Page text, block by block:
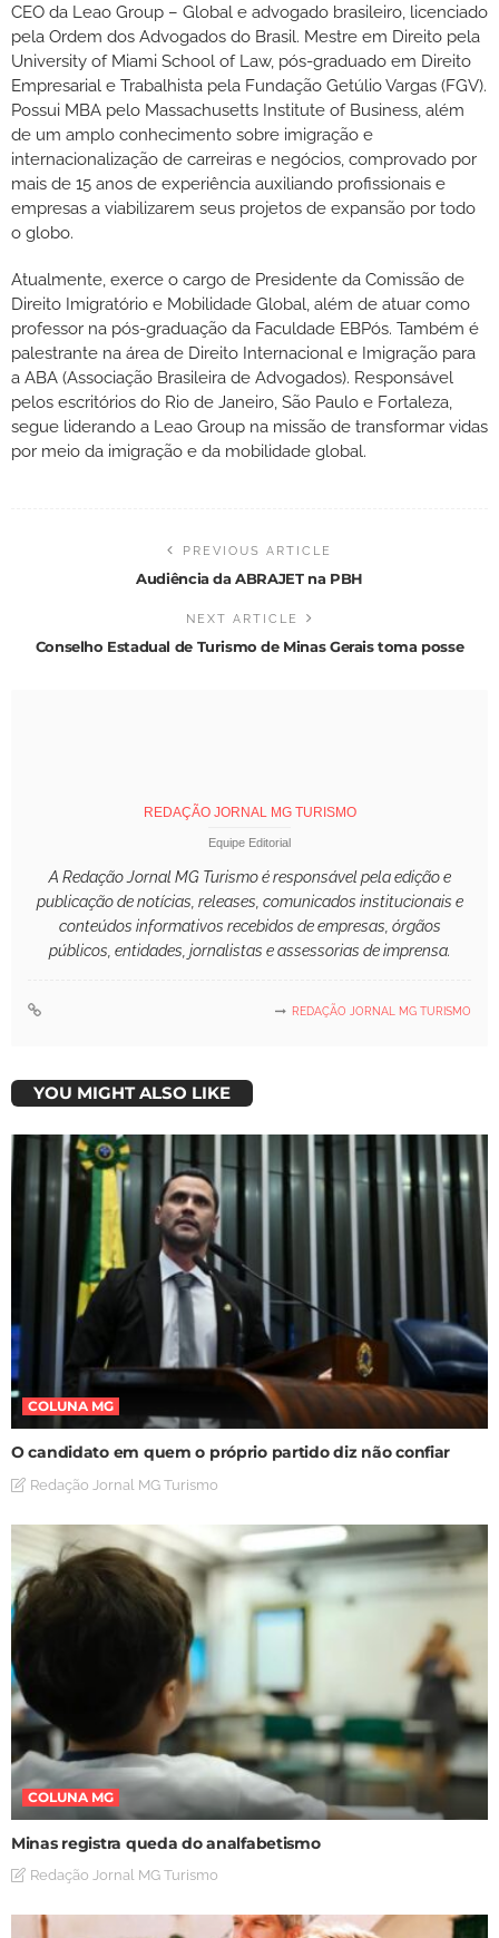
CEO da Leao Group – Global e advogado brasileiro, licenciado
pela Ordem dos Advogados do Brasil. Mestre em Direito pela
University of Miami School of Law, pós-graduado em Direito
Empresarial e Trabalhista pela Fundação Getúlio Vargas (FGV).
Possui MBA pelo Massachusetts Institute of Business, além
de um amplo conhecimento sobre imigração e
internacionalização de carreiras e negócios, comprovado por
mais de 15 anos de experiência auxiliando profissionais e
empresas a viabilizarem seus projetos de expansão por todo
o globo.
Atualmente, exerce o cargo de Presidente da Comissão de
Direito Imigratório e Mobilidade Global, além de atuar como
professor na pós-graduação da Faculdade EBPós. Também é
palestrante na área de Direito Internacional e Imigração para
a ABA (Associação Brasileira de Advogados). Responsável
pelos escritórios do Rio de Janeiro, São Paulo e Fortaleza,
segue liderando a Leao Group na missão de transformar vidas
por meio da imigração e da mobilidade global.
PREVIOUS ARTICLE
Audiência da ABRAJET na PBH
NEXT ARTICLE
Conselho Estadual de Turismo de Minas Gerais toma posse
REDAÇÃO JORNAL MG TURISMO
Equipe Editorial
A Redação Jornal MG Turismo é responsável pela edição e
publicação de notícias, releases, comunicados institucionais e
conteúdos informativos recebidos de empresas, órgãos
públicos, entidades, jornalistas e assessorias de imprensa.
REDAÇÃO JORNAL MG TURISMO
YOU MIGHT ALSO LIKE
COLUNA MG
O candidato em quem o próprio partido diz não confiar
Redação Jornal MG Turismo
COLUNA MG
Minas registra queda do analfabetismo
Redação Jornal MG Turismo